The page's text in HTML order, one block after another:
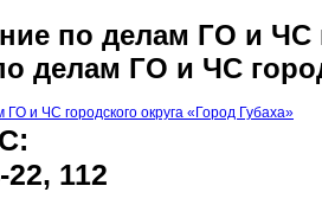
по делам ГО и ЧС
делам ГО и ЧС
22, 112